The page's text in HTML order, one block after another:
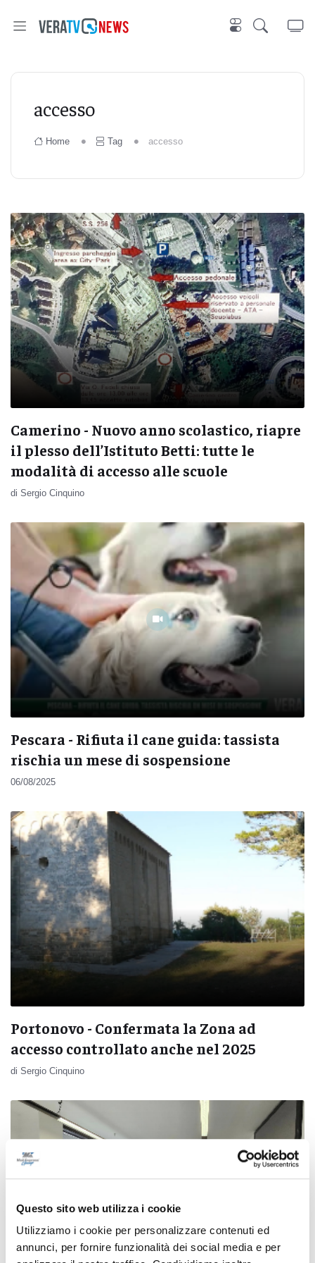
Questo sito web utilizza i cookie
Utilizziamo i cookie per personalizzare contenuti ed
annunci, per fornire funzionalità dei social media e per
accesso
Home Tag accesso
Camerino - Nuovo anno scolastico, riapre
il plesso dell’Istituto Betti: tutte le
modalità di accesso alle scuole
di Sergio Cinquino
Pescara - Rifiuta il cane guida: tassista
rischia un mese di sospensione
06/08/2025
Portonovo - Confermata la Zona ad
accesso controllato anche nel 2025
di Sergio Cinquino